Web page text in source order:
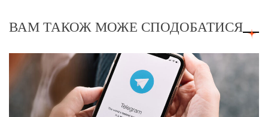
ВАМ ТАКОЖ МОЖЕ СПОДОБАТИСЯ